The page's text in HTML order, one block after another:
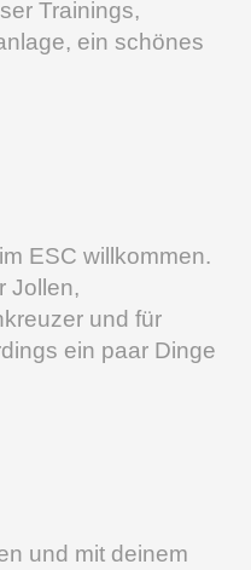
Trainings,
ein schönes
ESC willkommen.
Jollen,
und für
ein paar Dinge
und mit deinem